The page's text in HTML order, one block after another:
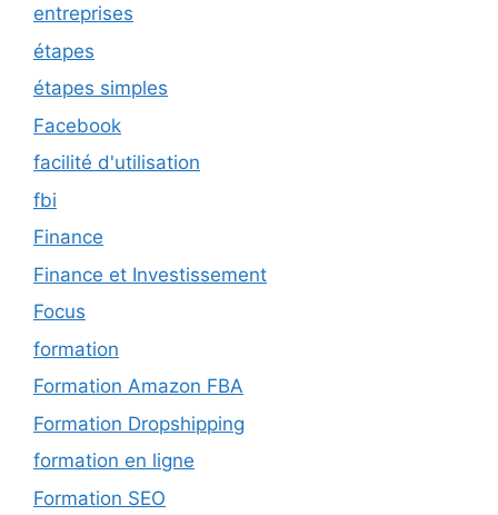
entreprises
étapes
étapes simples
Facebook
facilité d'utilisation
fbi
Finance
Finance et Investissement
Focus
formation
Formation Amazon FBA
Formation Dropshipping
formation en ligne
Formation SEO